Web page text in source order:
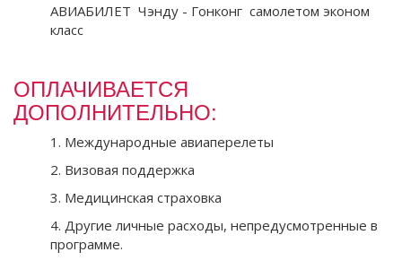
АВИАБИЛЕТ Чэнду - Гонконг самолетом эконом
класс
ОПЛАЧИВАЕТСЯ
ДОПОЛНИТЕЛЬНО:
1. Международные авиаперелеты
2. Визовая поддержка
3. Медицинская страховка
4. Другие личные расходы, непредусмотренные в
программе.